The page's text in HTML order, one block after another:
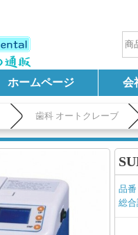
ホームページ 会
歯科 オートクレーブ
品
総